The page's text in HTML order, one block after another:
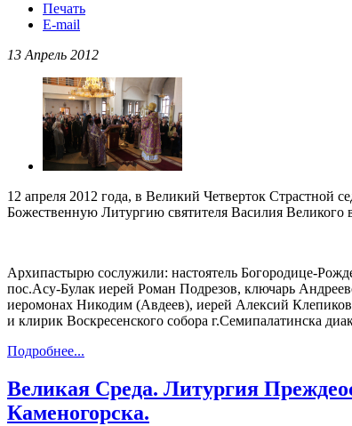
Печать
E-mail
13 Апрель 2012
12 апреля 2012 года, в Великий Четверток
Божественную Литургию святителя Василия Великого
Архипастырю сослужили: настоятель Богородице-
пос.Асу-Булак иерей Роман Подрезов, ключарь
иеромонах Никодим (Авдеев), иерей Алексий
и клирик Воскресенского собора г.Семипалатинска
Подробнее...
Великая Среда. Литургия
Каменогорска.